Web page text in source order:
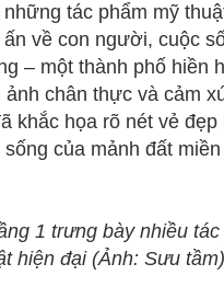
tác phẩm mỹ
về con người, cuộc
– một thành phố hiền
chân thực và cảm
khắc họa rõ nét vẻ đẹp
của mảnh đất miền
1 trưng bày nhiều
hiện đại (Ảnh: Sưu tầm)